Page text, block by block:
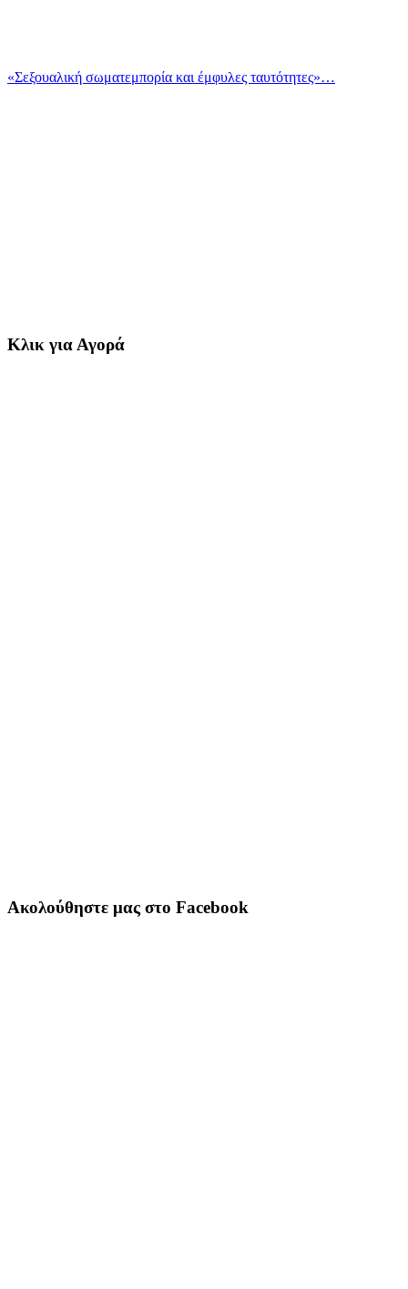
«Σεξουαλική σωματεμπορία και έμφυλες ταυτότητες»…
Κλικ για Αγορά
Ακολούθηστε μας στο Facebook